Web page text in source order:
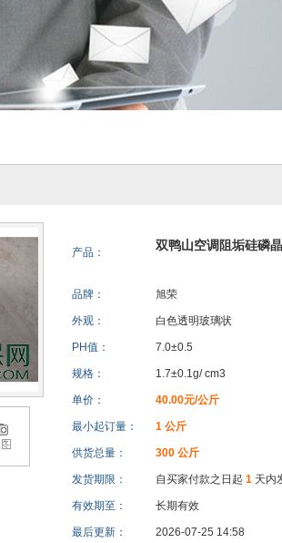
产品： 双鸭山空调阻垢硅磷晶
品牌： 旭荣
外观： 白色透明玻璃状
PH值： 7.0±0.5
规格： 1.7±0.1g/ cm3
单价： 40.00元/公斤
最小起订量： 1 公斤
供货总量： 300 公斤
发货期限： 自买家付款之日起 1 天内
有效期至： 长期有效
最后更新： 2026-07-25 14:58